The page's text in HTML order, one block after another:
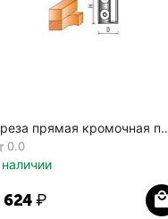
прямая кромочная по
8х19Dх40H мм,
121
0.0
624₽